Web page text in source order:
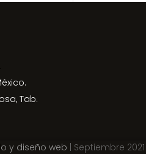
Tab.
y diseño web | Septiembre 2021